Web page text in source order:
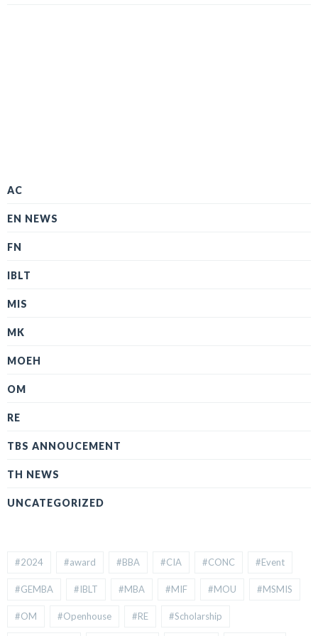
AC
EN NEWS
FN
IBLT
MIS
MK
MOEH
OM
RE
TBS ANNOUCEMENT
TH NEWS
UNCATEGORIZED
#2024 #award #BBA #CIA #CONC #Event
#GEMBA #IBLT #MBA #MIF #MOU #MSMIS
#OM #Openhouse #RE #Scholarship